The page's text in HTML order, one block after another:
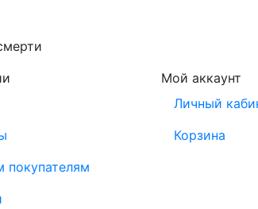
покупателям
Мой аккаунт
Личный
Корзина